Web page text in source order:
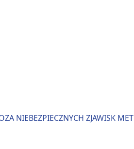
NIEBEZPIECZNYCH ZJAWISK